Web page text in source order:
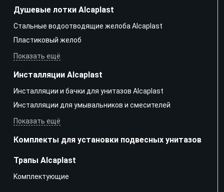
Душевые лотки Alcaplast
Стальные водоотводящие желоба Alcaplast
Пластиковый желоб
Показать ещё
Инсталляции Alcaplast
Инсталляции и бачки для унитазов Alcaplast
Инсталляции для умывальников и смесителей
Показать ещё
Комплекты для установки подвесных унитазов
Трапы Alcaplast
Kомплектующие